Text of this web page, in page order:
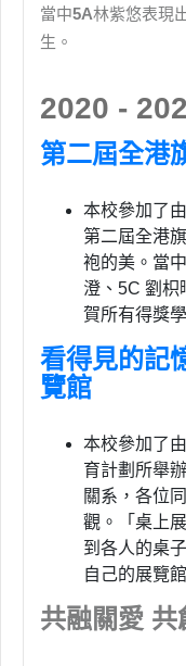
當中5A林紫悠表現
生。
2020 -
第二屆全港
本校參加了
第二屆全港
袍的美。當
澄、5C 劉枳
賀所有得獎
看得見的記
覽館
本校參加了
育計劃所舉
關系，各位
觀。「桌上
到各人的桌
自己的展覽
共融關愛